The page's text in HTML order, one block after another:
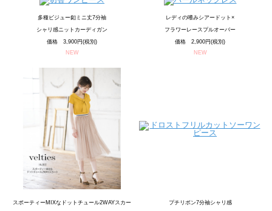
多種ビジュー釦ミニ丈7分袖
シャリ感ニットカーディガン
価格 3,900円(税別)
NEW
レディの嗜みシアードット×
フラワーレースプルオーバー
価格 2,900円(税別)
NEW
スポーティーMIXなドットチュール2WAYスカー
プチリボン7分袖シャリ感